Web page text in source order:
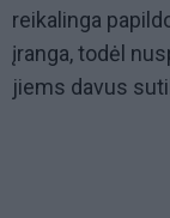
reikalinga
įranga, todėl
jiems davus